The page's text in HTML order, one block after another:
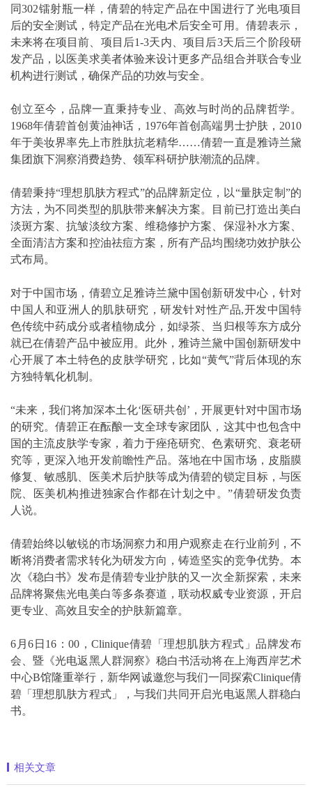
同302镭射瓶一样，倩碧的特定产品在中国进行了光电项目
后的安全测试，特定产品在光电术后安全可用。倩碧表示，
未来将在项目前、项目后1-3天内、项目后3天后三个阶段研
发产品，以医美求美者体验来设计更多产品组合并联合专业
机构进行测试，确保产品的功效与安全。
创立至今，品牌一直秉持专业、高效与时尚的品牌哲学。
1968年倩碧首创黄油神话，1976年首创高端男士护肤，2010
年于美妆界率先上市胜肽抗老精华……倩碧一直是雅诗兰黛
集团旗下洞察消费趋势、领军科研护肤潮流的品牌。
倩碧秉持“理想肌肤方程式”的品牌新定位，以“量肤定制”的
方法，为不同类型的肌肤带来解决方案。目前已打造出美白
淡斑方案、抗皱淡纹方案、维稳修护方案、保湿补水方案、
全面清洁方案和控油祛痘方案，所有产品均围绕功效护肤公
式布局。
对于中国市场，倩碧立足雅诗兰黛中国创新研发中心，针对
中国人和亚洲人的肌肤研究，研发针对性产品,开发中国特
色传统中药成分或者植物成分，如绿茶、当归根等东方成分
就已在倩碧产品中被应用。此外，雅诗兰黛中国创新研发中
心开展了本土特色的皮肤学研究，比如“黄气”背后体现的东
方独特氧化机制。
“未来，我们将加深本土化‘医研共创’，开展更针对中国市场
的研究。倩碧正在酝酿一支全球专家团队，这其中也包含中
国的主流皮肤学专家，着力于痤疮研究、色素研究、衰老研
究等，更深入地开发前瞻性产品。落地在中国市场，皮脂膜
修复、敏感肌、医美术后护肤等成为倩碧的锁定目标，与医
院、医美机构推进独家合作都在计划之中。”倩碧研发负责
人说。
倩碧始终以敏锐的市场洞察力和用户观察走在行业前列，不
断将消费者需求转化为研发方向，铸造坚实的竞争优势。本
次《稳白书》发布是倩碧专业护肤的又一次全新探索，未来
品牌将聚焦光电美白等多条赛道，联动权威专业资源，开启
更专业、高效且安全的护肤新篇章。
6月6日16：00，Clinique倩碧「理想肌肤方程式」品牌发布
会、暨《光电返黑人群洞察》稳白书活动将在上海西岸艺术
中心B馆隆重举行，新华网诚邀您与我们一同探索Clinique倩
碧「理想肌肤方程式」，与我们共同开启光电返黑人群稳白
书。
相关文章